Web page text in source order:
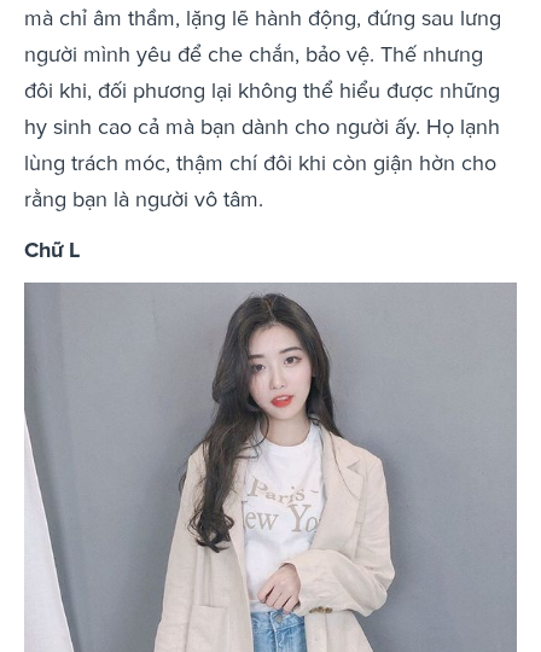
mà chỉ âm thầm, lặng lẽ hành động, đứng sau lưng
người mình yêu để che chắn, bảo vệ. Thế nhưng
đôi khi, đối phương lại không thể hiểu được những
hy sinh cao cả mà bạn dành cho người ấy. Họ lạnh
lùng trách móc, thậm chí đôi khi còn giận hờn cho
rằng bạn là người vô tâm.
Chữ L